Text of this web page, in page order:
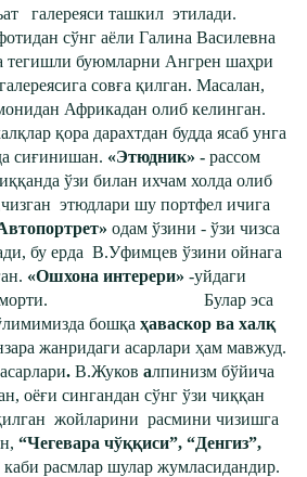
галереяси ташкил этилади.
сўнг аёли Галина Василевна
тегишли буюмларни Ангрен шаҳри
совға қилган. Масалан,
Африкадан олиб келинган.
қора дарахтдан будда ясаб унга
сиғинишан. «Этюдник» -рассом
ўзи билан ихчам холда олиб
этюдлари шу портфел ичига
одам ўзини - ўзи чизса
бу ерда В.Уфимцев ўзини ойнага
«Ошхона интерери» -уйдаги
Булар эса
бошқа ҳаваскор ва халқ
жанридаги асарлари ҳам мавжуд.
асарлари. В.Жуков алпинизм бўйича
оёғи сингандан сўнг ўзи чиққан
жойларини расмини чизишга
“Чегевара чўққиси”, “Денгиз”,
каби расмлар шулар жумласидандир.